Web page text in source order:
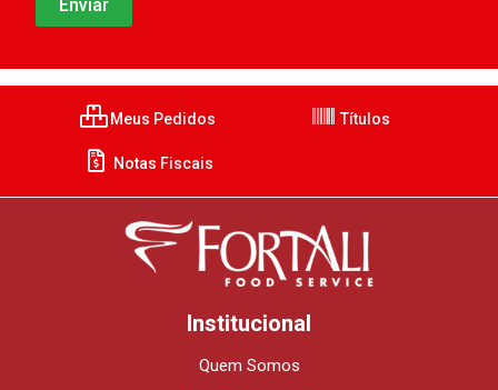
Meus Pedidos Títulos
Notas Fiscais
Institucional
Quem Somos